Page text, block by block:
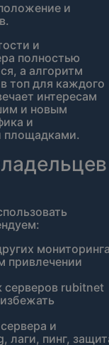
и
и
полностью
а алгоритм
топ для каждого
интересам
и новым
и
площадками.
привлечении
серверов rubitnet
и
лаги, пинг,